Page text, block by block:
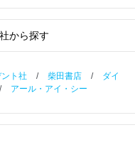
から探す
ト社 / 柴田書店 /
ダイ
/ アール・アイ・シー